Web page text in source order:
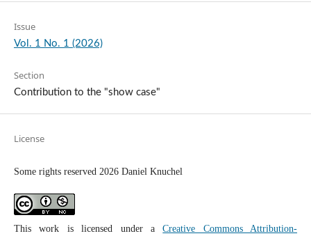
Issue
Vol. 1 No. 1 (2026)
Section
Contribution to the "show case"
License
Some rights reserved 2026 Daniel Knuchel
This work is licensed under aCreative Commons Attribution-